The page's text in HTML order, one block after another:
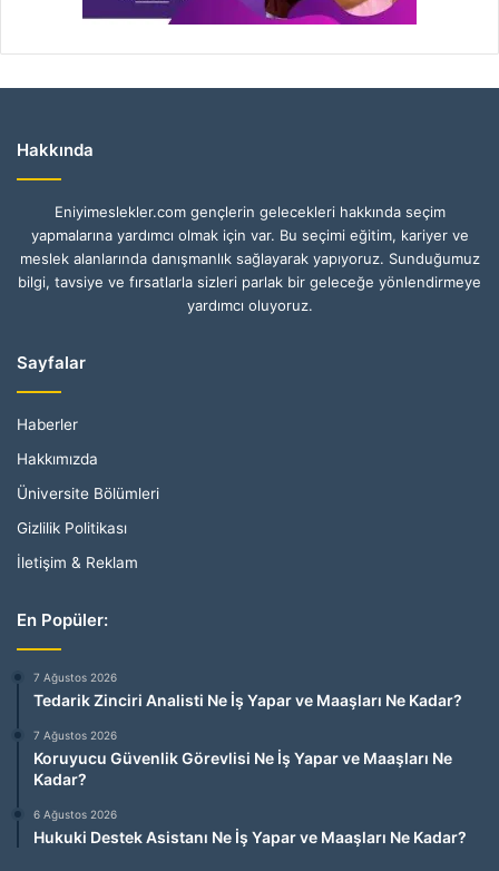
Hakkında
Eniyimeslekler.com gençlerin gelecekleri hakkında seçim
yapmalarına yardımcı olmak için var. Bu seçimi eğitim, kariyer ve
meslek alanlarında danışmanlık sağlayarak yapıyoruz. Sunduğumuz
bilgi, tavsiye ve fırsatlarla sizleri parlak bir geleceğe yönlendirmeye
yardımcı oluyoruz.
Sayfalar
Haberler
Hakkımızda
Üniversite Bölümleri
Gizlilik Politikası
İletişim & Reklam
En Popüler:
7 Ağustos 2026
Tedarik Zinciri Analisti Ne İş Yapar ve Maaşları Ne Kadar?
7 Ağustos 2026
Koruyucu Güvenlik Görevlisi Ne İş Yapar ve Maaşları Ne
Kadar?
6 Ağustos 2026
Hukuki Destek Asistanı Ne İş Yapar ve Maaşları Ne Kadar?